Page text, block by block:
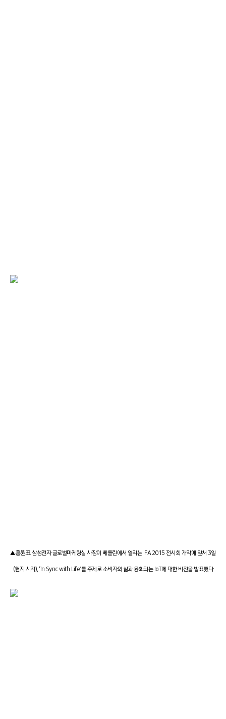
▲홍원표삼성전자 글로벌마케팅실 사장이 베를린에서 열리는 IFA 2015 전시회 개막에 앞서 3일
(현지 시각), ‘In Sync with Life'를 주제로 소비자의 삶과 융화되는 IoT에 대한 비전을 발표했다